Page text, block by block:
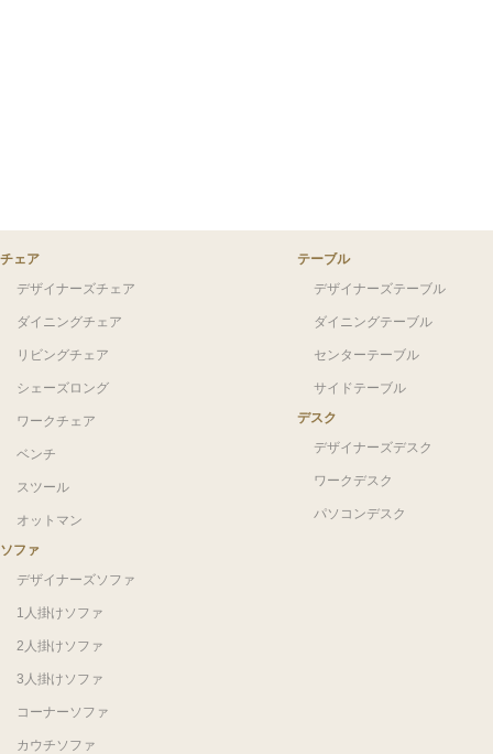
チェア
デザイナーズチェア
ダイニングチェア
リビングチェア
シェーズロング
ワークチェア
ベンチ
スツール
オットマン
ソファ
デザイナーズソファ
1人掛けソファ
2人掛けソファ
3人掛けソファ
コーナーソファ
カウチソファ
テーブル
デザイナーズテーブル
ダイニングテーブル
センターテーブル
サイドテーブル
デスク
デザイナーズデスク
ワークデスク
パソコンデスク